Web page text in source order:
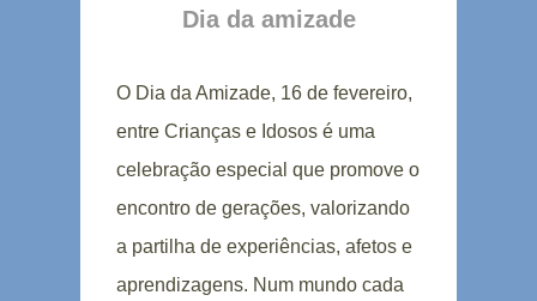
Dia da amizade
O Dia da Amizade, 16 de fevereiro,
entre Crianças e Idosos é uma
celebração especial que promove o
encontro de gerações, valorizando
a partilha de experiências, afetos e
aprendizagens. Num mundo cada